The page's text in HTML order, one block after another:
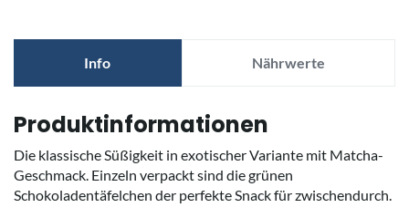
Info Nährwerte
Produktinformationen
Die klassische Süßigkeit in exotischer Variante mit Matcha-
Geschmack. Einzeln verpackt sind die grünen
Schokoladentäfelchen der perfekte Snack für zwischendurch.